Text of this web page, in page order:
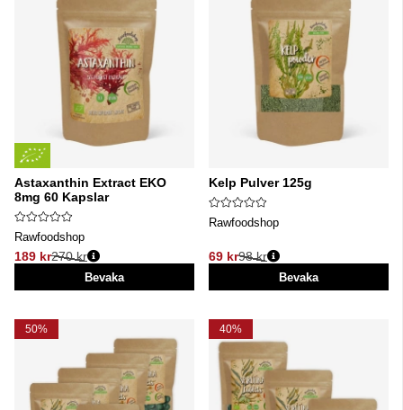
Astaxanthin Extract EKO
8mg 60 Kapslar
Rawfoodshop
189 kr
Ordinarie pris:
270 kr
Bevaka
Kelp Pulver 125g
Rawfoodshop
69 kr
Ordinarie pris:
98 kr
Bevaka
50% 40%